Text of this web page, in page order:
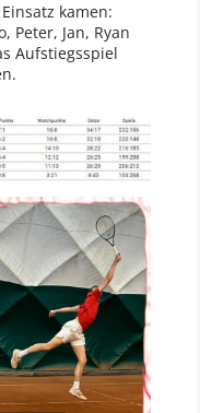
kamen:
Peter, Jan, Ryan
Aufstiegsspiel